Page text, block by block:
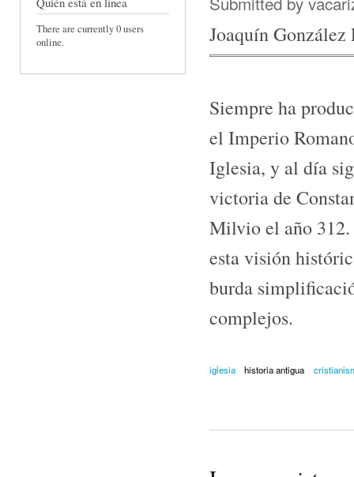
There are currently 0 users
online.
Joaquín González
Siempre ha
el Imperio
Iglesia, y al día
victoria de
Milvio el año 312.
esta visión
burda
complejos.
iglesia historia antigua